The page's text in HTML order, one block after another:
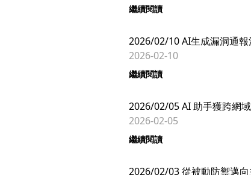
繼續閱讀
2026/02/10 AI生成漏洞通
2026-02-10
繼續閱讀
2026/02/05 AI 助手獲跨網
2026-02-05
繼續閱讀
2026/02/03 從被動防禦邁向